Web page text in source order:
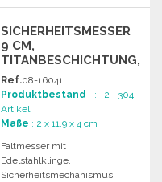
SICHERHEITSMESSER
9 CM,
TITANBESCHICHTUNG,
ALUMINIUMGRIFF
Ref.08-16041
Produktbestand : 2 304
Artikel
Maße : 2 x 11.9 x 4 cm
Faltmesser mit
Edelstahlklinge,
Sicherheitsmechanismus,